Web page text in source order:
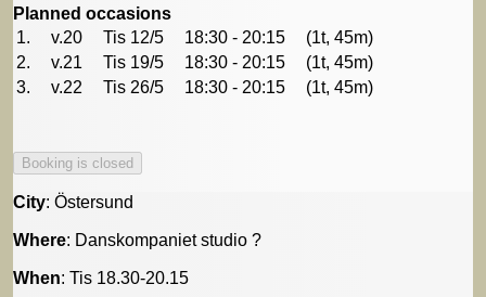
Planned occasions
1.
v.20 Tis 12/5 18:30 - 20:15
(1t, 45m)
2.
v.21 Tis 19/5 18:30 - 20:15
(1t, 45m)
3.
v.22 Tis 26/5 18:30 - 20:15 (1t, 45m)
City: Östersund
Where: Danskompaniet studio ?
When: Tis 18.30-20.15